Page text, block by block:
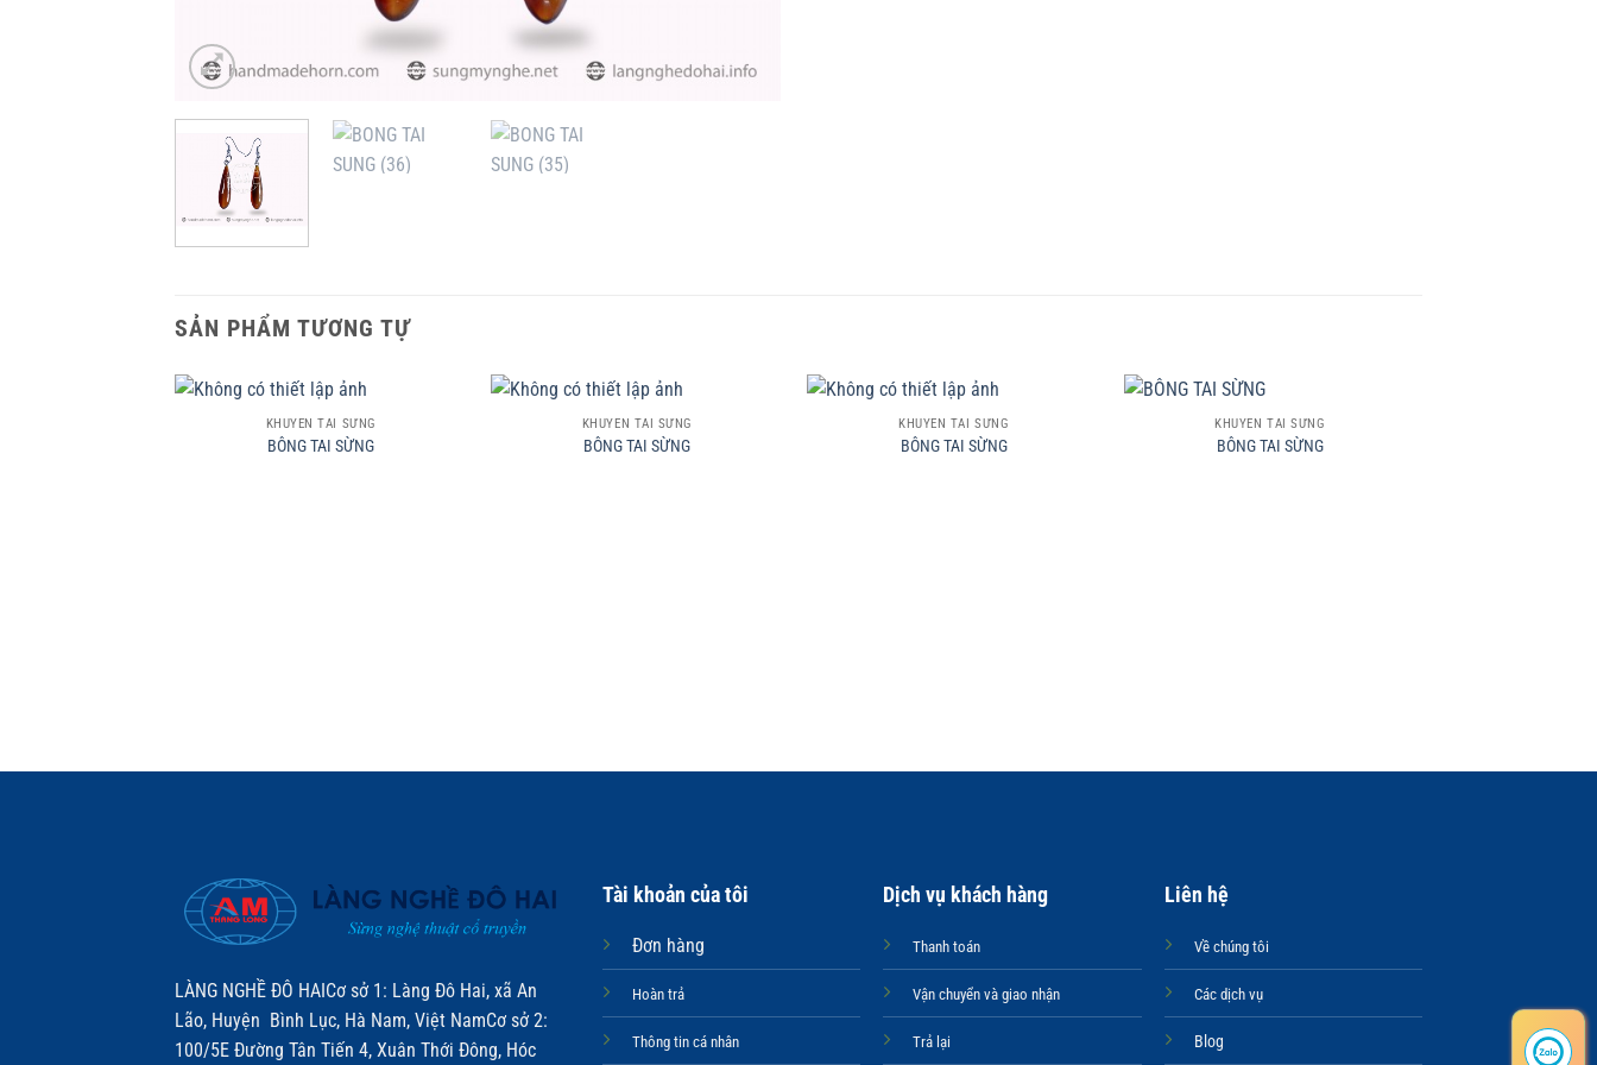
SẢN PHẨM TƯƠNG TỰ
+
KHUYÊN TAI SỪNG
BÔNG TAI SỪNG
+
KHUYÊN TAI SỪNG
BÔNG TAI SỪNG
+
KHUYÊN TAI SỪNG
BÔNG TAI SỪNG
+
KHUYÊN TAI SỪNG
BÔNG TAI SỪNG
LÀNG NGHỀ ĐÔ HAICơ sở 1: Làng Đô Hai, xã An
Lão, Huyện Bình Lục, Hà Nam, Việt NamCơ sở 2:
100/5E Đường Tân Tiến 4, Xuân Thới Đông, Hóc
Tài khoản của tôi
Đơn hàng
Hoàn trả
Thông tin cá nhân
Dịch vụ khách hàng
Thanh toán
Vận chuyển và giao nhận
Trả lại
Liên hệ
Về chúng tôi
Các dịch vụ
Blog